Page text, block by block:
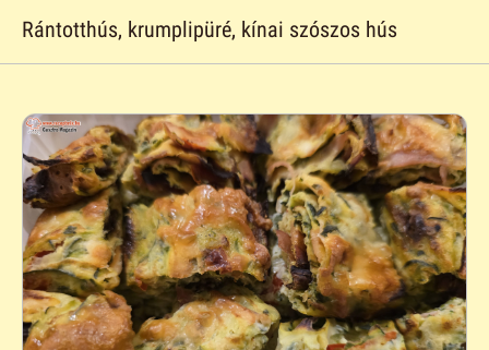
Rántotthús, krumplipüré, kínai szószos hús